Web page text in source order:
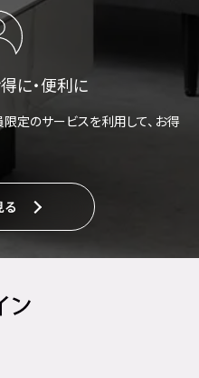
に・便利に
定のサービスを利用して、お得
る